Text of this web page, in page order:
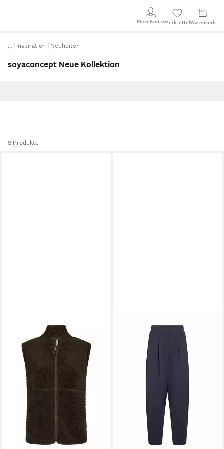
Mein KontoMerkzettel Warenkorb
… Inspiration Neuheiten
soyaconcept Neue Kollektion
8 Produkte